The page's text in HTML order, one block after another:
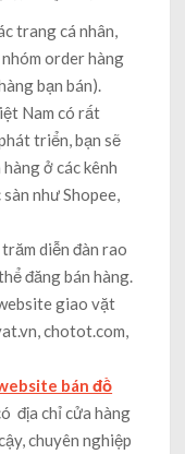
trang cá nhân,
order hàng
bạn bán).
Nam có rất
triển, bạn sẽ
ở các kênh
như Shopee,
diễn đàn rao
đăng bán hàng.
giao vặt
chotot.com,
bán đồ
địa chỉ cửa hàng
chuyên nghiệp